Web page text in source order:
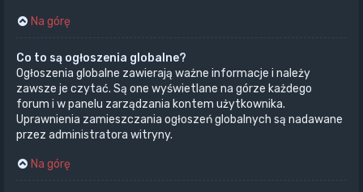
Na górę
Co to są ogłoszenia globalne?
Ogłoszenia globalne zawierają ważne informacje i należy
zawsze je czytać. Są one wyświetlane na górze każdego
forum i w panelu zarządzania kontem użytkownika.
Uprawnienia zamieszczania ogłoszeń globalnych są nadawane
przez administratora witryny.
Na górę